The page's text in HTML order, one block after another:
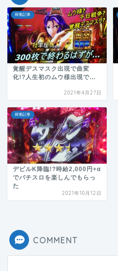
稼働記事
覚醒デスマスク出現で曲変
化!?人生初のムウ様出現で…
2021年4月27日
稼働記事
デビルK降臨!?時給2,000円+α
でパチスロを楽しんでもらっ
た
2021年10月12日
COMMENT